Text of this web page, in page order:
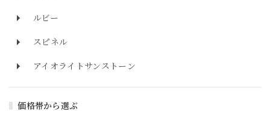
ルビー
スピネル
アイオライトサンストーン
価格帯から選ぶ